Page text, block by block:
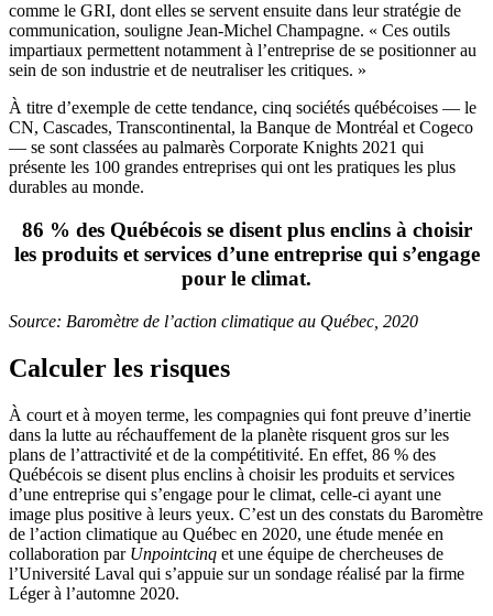
comme le GRI, dont elles se servent ensuite dans leur stratégie de
communication, souligne Jean-Michel Champagne. « Ces outils
impartiaux permettent notamment à l’entreprise de se positionner au
sein de son industrie et de neutraliser les critiques. »
À titre d’exemple de cette tendance, cinq sociétés québécoises — le
CN, Cascades, Transcontinental, la Banque de Montréal et Cogeco
— se sont classées au palmarès Corporate Knights 2021 qui
présente les 100 grandes entreprises qui ont les pratiques les plus
durables au monde.
86 % des Québécois se disent plus enclins à choisir
les produits et services d’une entreprise qui s’engage
pour le climat.
Source: Baromètre de l’action climatique au Québec, 2020
Calculer les risques
À court et à moyen terme, les compagnies qui font preuve d’inertie
dans la lutte au réchauffement de la planète risquent gros sur les
plans de l’attractivité et de la compétitivité. En effet, 86 % des
Québécois se disent plus enclins à choisir les produits et services
d’une entreprise qui s’engage pour le climat, celle-ci ayant une
image plus positive à leurs yeux. C’est un des constats du Baromètre
de l’action climatique au Québec en 2020, une étude menée en
collaboration par Unpointcinq et une équipe de chercheuses de
l’Université Laval qui s’appuie sur un sondage réalisé par la firme
Léger à l’automne 2020.